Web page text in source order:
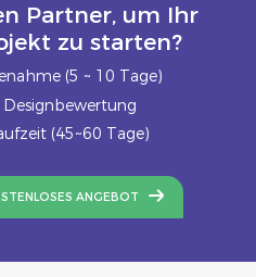
Partner, um Ihr
zu starten?
(5 ~ 10 Tage)
Designbewertung
(45~60 Tage)
ANGEBOT